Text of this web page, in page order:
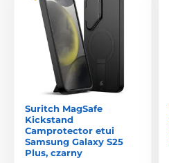
Suritch MagSafe
Kickstand
Camprotector etui
Samsung Galaxy S25
Plus, czarny